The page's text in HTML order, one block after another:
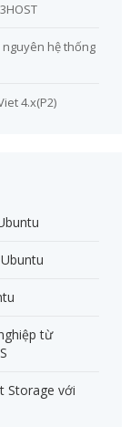
hệ thống
4.x(P2)
từ
Storage với